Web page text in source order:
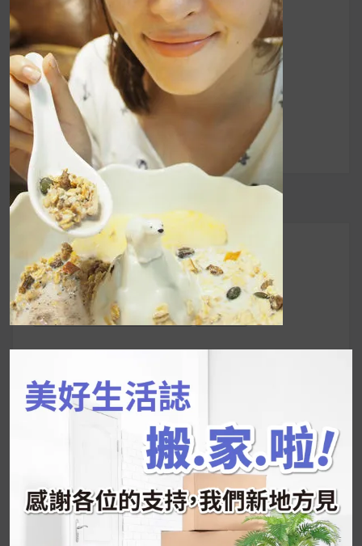
章
導
覽
Christine 】遇見麥
片女孩，我愛用
Rude Health 搭配我
的運動生活
UrMart 為你打造理想生活
搜
尋
關
字:
近期文章
韓國人為什麼不容易胖？
揭秘明星、網紅熱
好吃的蛋白點心還有好玩的運動小遊戲！今年過
年已經等不及帶這盒跟我的親戚、朋友們一起分
享～